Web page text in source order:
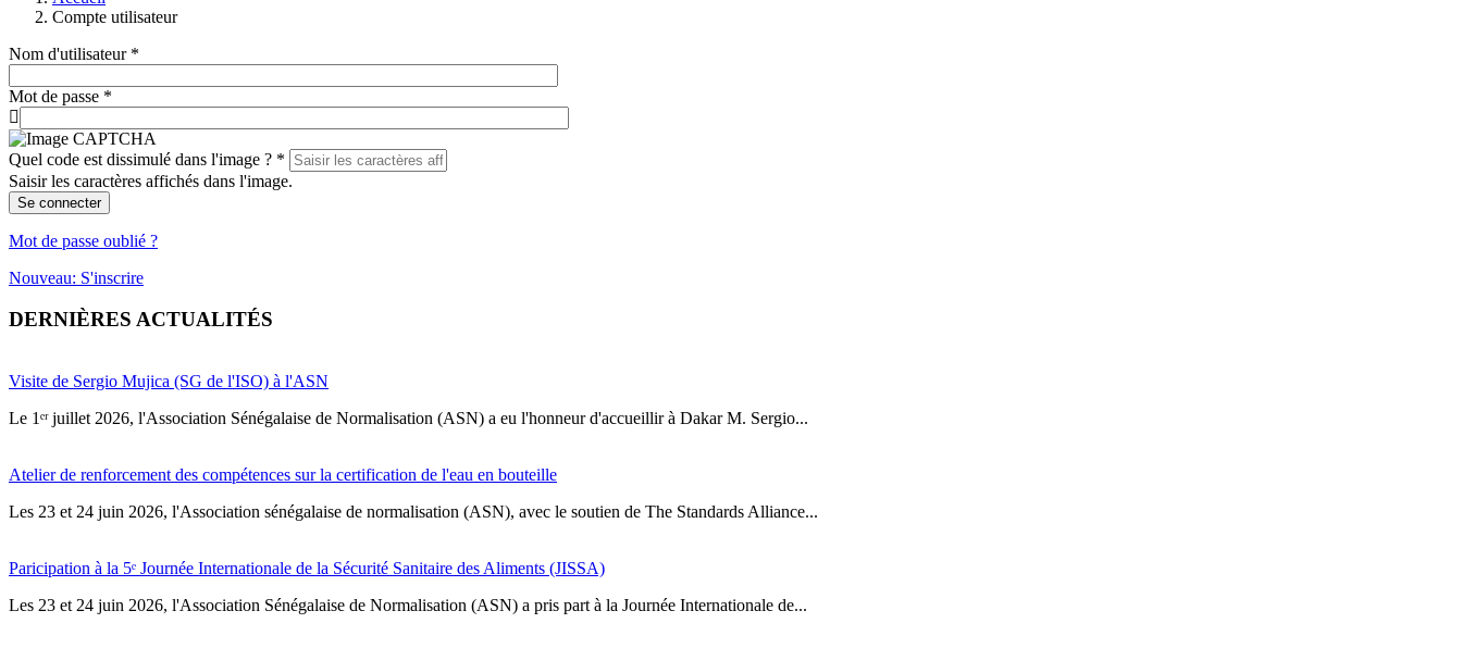
Compte utilisateur
Nom d'utilisateur *
Mot de passe *
Quel code est dissimulé dans l'image ? *
Saisir les caractères affichés dans l'image.
Se connecter
Mot de passe oublié ?
Nouveau: S'inscrire
DERNIÈRES ACTUALITÉS
Visite de Sergio Mujica (SG de l'ISO) à l'ASN
Le 1ᵉʳ juillet 2026, l'Association Sénégalaise de Normalisation (ASN) a eu l'honneur d'accueillir à Dakar M. Sergio...
Atelier de renforcement des compétences sur la certification de l'eau en bouteille
Les 23 et 24 juin 2026, l'Association sénégalaise de normalisation (ASN), avec le soutien de The Standards Alliance...
Paricipation à la 5ᵉ Journée Internationale de la Sécurité Sanitaire des Aliments (JISSA)
‎Les 23 et 24 juin 2026, l'Association Sénégalaise de Normalisation (ASN) a pris part à la Journée Internationale de...